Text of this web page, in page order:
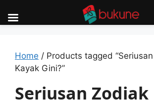
content
Home / Products tagged
Kayak Gini?”
Seriusan Zodiak